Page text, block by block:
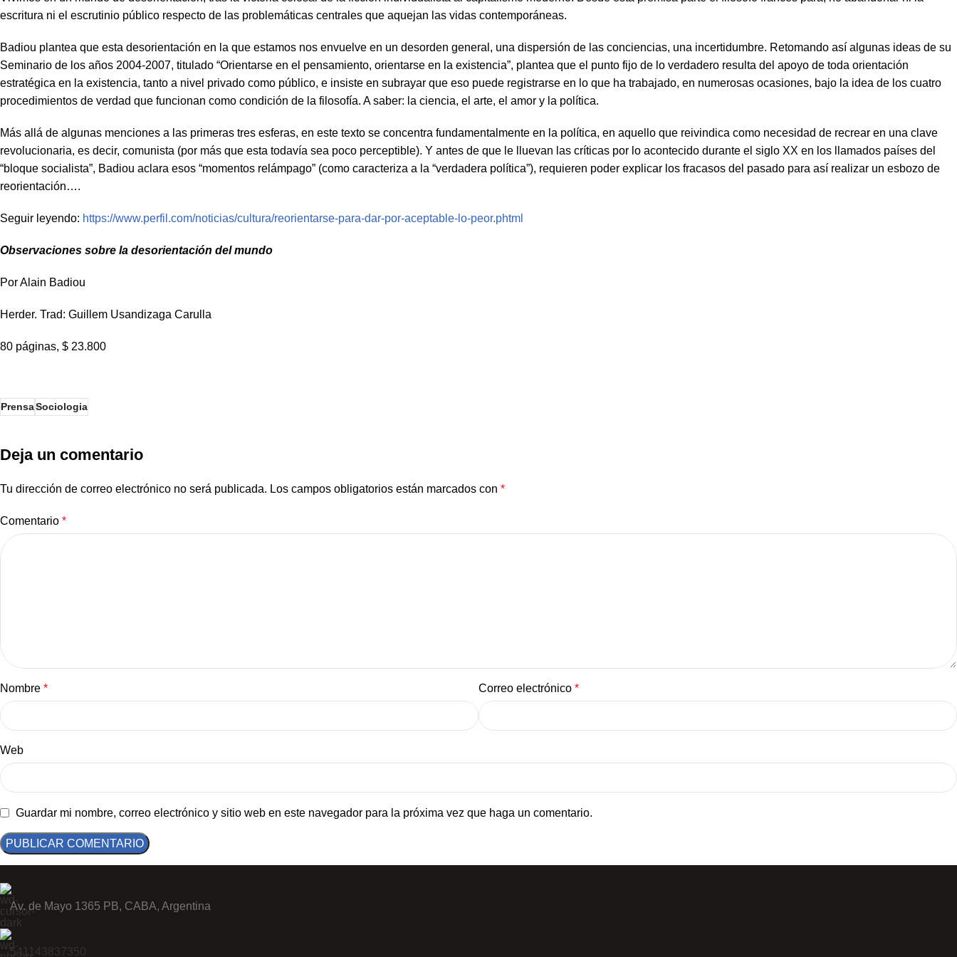
escritura ni el escrutinio público respecto de las problemáticas centrales que aquejan las vidas contemporáneas.
Badiou plantea que esta desorientación en la que estamos nos envuelve en un desorden general, una dispersión de las conciencias, una incertidumbre. Retomando así algunas ideas de su
Seminario de los años 2004-2007, titulado “Orientarse en el pensamiento, orientarse en la existencia”, plantea que el punto fijo de lo verdadero resulta del apoyo de toda orientación
estratégica en la existencia, tanto a nivel privado como público, e insiste en subrayar que eso puede registrarse en lo que ha trabajado, en numerosas ocasiones, bajo la idea de los cuatro
procedimientos de verdad que funcionan como condición de la filosofía. A saber: la ciencia, el arte, el amor y la política.
Más allá de algunas menciones a las primeras tres esferas, en este texto se concentra fundamentalmente en la política, en aquello que reivindica como necesidad de recrear en una clave
revolucionaria, es decir, comunista (por más que esta todavía sea poco perceptible). Y antes de que le lluevan las críticas por lo acontecido durante el siglo XX en los llamados países del
“bloque socialista”, Badiou aclara esos “momentos relámpago” (como caracteriza a la “verdadera política”), requieren poder explicar los fracasos del pasado para así realizar un esbozo de
reorientación….
Seguir leyendo: https://www.perfil.com/noticias/cultura/reorientarse-para-dar-por-aceptable-lo-peor.phtml
Observaciones sobre la desorientación del mundo
Por Alain Badiou
Herder. Trad: Guillem Usandizaga Carulla
80 páginas, $ 23.800
PrensaSociologia
Deja un comentario
Tu dirección de correo electrónico no será publicada. Los campos obligatorios están marcados con *
Comentario *
Nombre * Correo electrónico *
Web
Guardar mi nombre, correo electrónico y sitio web en este navegador para la próxima vez que haga un comentario.
Av. de Mayo 1365 PB, CABA, Argentina
541143837350